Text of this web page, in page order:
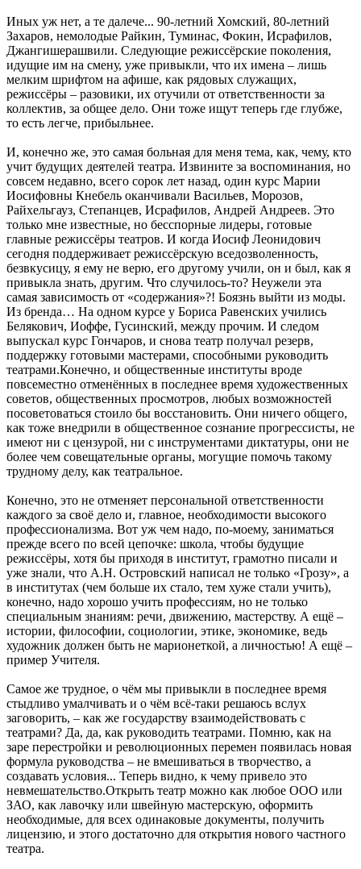
Иных уж нет, а те далече... 90-летний Хомский, 80-летний
Захаров, немолодые Райкин, Туминас, Фокин, Исрафилов,
Джангишерашвили. Следующие режиссёрские поколения,
идущие им на смену, уже привыкли, что их имена – лишь
мелким шрифтом на афише, как рядовых служащих,
режиссёры – разовики, их отучили от ответственности за
коллектив, за общее дело. Они тоже ищут теперь где глубже,
то есть легче, прибыльнее.
И, конечно же, это самая больная для меня тема, как, чему, кто
учит будущих деятелей театра. Извините за воспоминания, но
совсем недавно, всего сорок лет назад, один курс Марии
Иосифовны Кнебель оканчивали Васильев, Морозов,
Райхельгауз, Степанцев, Исрафилов, Андрей Андреев. Это
только мне известные, но бесспорные лидеры, готовые
главные режиссёры театров. И когда Иосиф Леонидович
сегодня поддерживает режиссёрскую вседозволенность,
безвкусицу, я ему не верю, его другому учили, он и был, как я
привыкла знать, другим. Что случилось-то? Неужели эта
самая зависимость от «содержания»?! Боязнь выйти из моды.
Из бренда… На одном курсе у Бориса Равенских учились
Белякович, Иоффе, Гусинский, между прочим. И следом
выпускал курс Гончаров, и снова театр получал резерв,
поддержку готовыми мастерами, способными руководить
театрами.Конечно, и общественные институты вроде
повсеместно отменённых в последнее время художественных
советов, общественных просмотров, любых возможностей
посоветоваться стоило бы восстановить. Они ничего общего,
как тоже внедрили в общественное сознание прогрессисты, не
имеют ни с цензурой, ни с инструментами диктатуры, они не
более чем совещательные органы, могущие помочь такому
трудному делу, как театральное.
Конечно, это не отменяет персональной ответственности
каждого за своё дело и, главное, необходимости высокого
профессионализма. Вот уж чем надо, по-моему, заниматься
прежде всего по всей цепочке: школа, чтобы будущие
режиссёры, хотя бы приходя в институт, грамотно писали и
уже знали, что А.Н. Островский написал не только «Грозу», а
в институтах (чем больше их стало, тем хуже стали учить),
конечно, надо хорошо учить профессиям, но не только
специальным знаниям: речи, движению, мастерству. А ещё –
истории, философии, социологии, этике, экономике, ведь
художник должен быть не марионеткой, а личностью! А ещё –
пример Учителя.
Самое же трудное, о чём мы привыкли в последнее время
стыдливо умалчивать и о чём всё-таки решаюсь вслух
заговорить, – как же государству взаимодействовать с
театрами? Да, да, как руководить театрами. Помню, как на
заре перестройки и революционных перемен появилась новая
формула руководства – не вмешиваться в творчество, а
создавать условия... Теперь видно, к чему привело это
невмешательство.Открыть театр можно как любое ООО или
ЗАО, как лавочку или швейную мастерскую, оформить
необходимые, для всех одинаковые документы, получить
лицензию, и этого достаточно для открытия нового частного
театра.